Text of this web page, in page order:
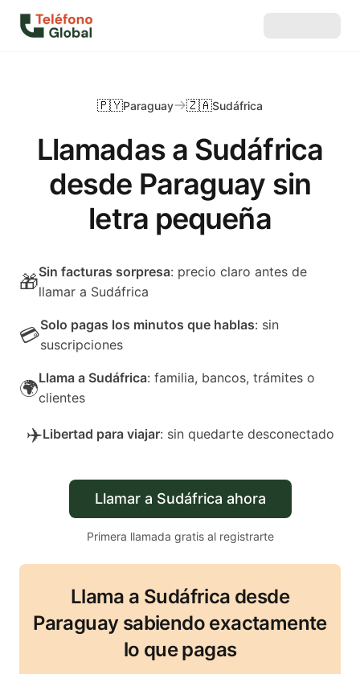
Llamadas a Sudáfrica
desde Paraguay sin
letra pequeña
🇵🇾Paraguay 🇿🇦Sudáfrica
🎁Sin facturas sorpresa: precio claro antes de
llamar a Sudáfrica
💳Solo pagas los minutos que hablas: sin
suscripciones
🌍Llama a Sudáfrica: familia, bancos, trámites o
clientes
✈️Libertad para viajar: sin quedarte desconectado
Llamar a Sudáfrica ahora
Primera llamada gratis al registrarte
Llama a Sudáfrica desde
Paraguay sabiendo exactamente
lo que pagas